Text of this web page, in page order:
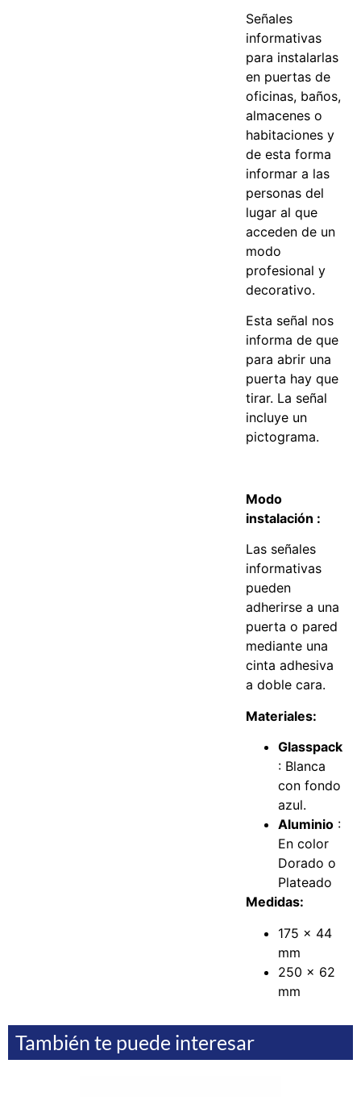
Señales
informativas
para instalarlas
en puertas de
oficinas, baños,
almacenes o
habitaciones y
de esta forma
informar a las
personas del
lugar al que
acceden de un
modo
profesional y
decorativo.
Esta señal nos
informa de que
para abrir una
puerta hay que
tirar. La señal
incluye un
pictograma.
Modo
instalación :
Las señales
informativas
pueden
adherirse a una
puerta o pared
mediante una
cinta adhesiva
a doble cara.
Materiales:
Glasspack
: Blanca
con fondo
azul.
Aluminio :
En color
Dorado o
Plateado
Medidas:
175 x 44
mm
250 x 62
mm
También te puede interesar